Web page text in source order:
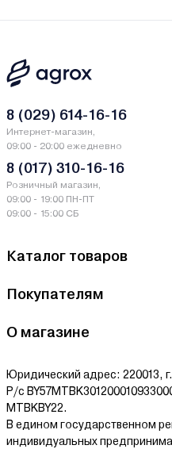
Каталог товаров
Покупателям
О магазине
Юридический адрес: 220013,
Р/с
MTBKBY22.
В едином государственном
индивидуальных
8 (029) 614-16-16
Интернет-магазин,
09:00 - 20:00 ежедневно
8 (017) 310-16-16
Розничный магазин,
09:00 - 19:00 ПН-ПТ
09:00 - 15:00 СБ